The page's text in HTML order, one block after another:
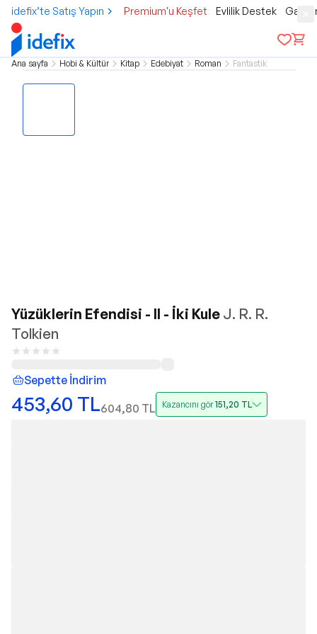
idefix’te Satış Yapın Premium'u Keşfet Evlilik Destek
Ana sayfa Hobi & Kültür Kitap Edebiyat Roman Fantastik
Yüzüklerin Efendisi - II - İki Kule J. R. R.
Tolkien
Sepette İndirim
453,60 TL604,80 TL Kazancını gör151,20 TL